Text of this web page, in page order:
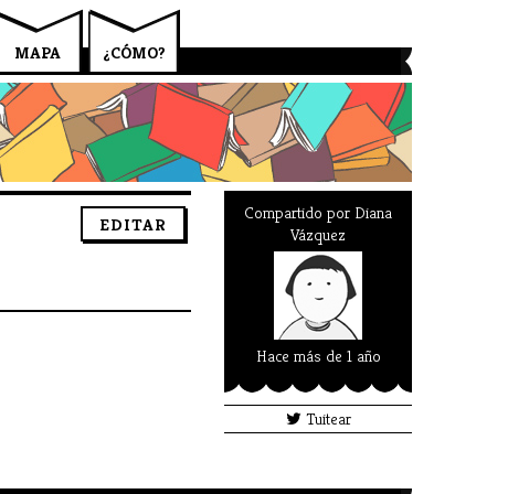
¿CÓMO?
MAPA
EDITAR
Compartido por Diana
Vázquez
Hace más de 1 año
Tuitear